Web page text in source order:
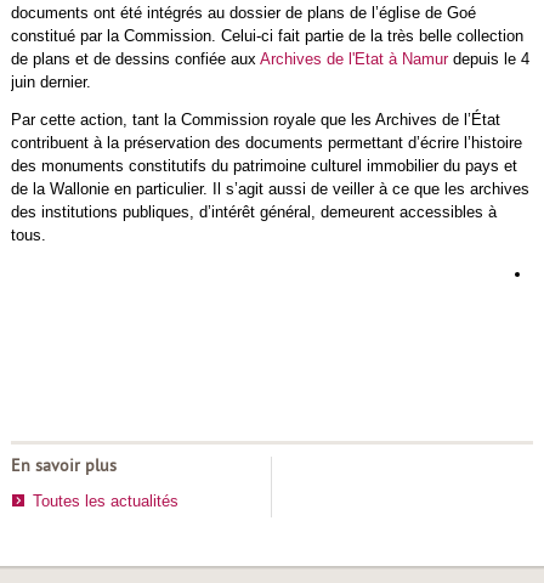
documents ont été intégrés au dossier de plans de l’église de Goé
constitué par la Commission. Celui-ci fait partie de la très belle collection
de plans et de dessins confiée aux Archives de l'Etat à Namurdepuis le 4
juin dernier.
Par cette action, tant la Commission royale que les Archives de l’État
contribuent à la préservation des documents permettant d’écrire l’histoire
des monuments constitutifs du patrimoine culturel immobilier du pays et
de la Wallonie en particulier. Il s’agit aussi de veiller à ce que les archives
des institutions publiques, d’intérêt général, demeurent accessibles à
tous.
En savoir plus
Toutes les actualités